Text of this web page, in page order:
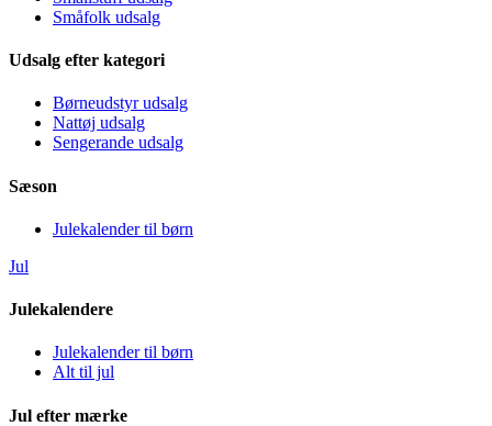
Småfolk udsalg
Udsalg efter kategori
Børneudstyr udsalg
Nattøj udsalg
Sengerande udsalg
Sæson
Julekalender til børn
Jul
Julekalendere
Julekalender til børn
Alt til jul
Jul efter mærke